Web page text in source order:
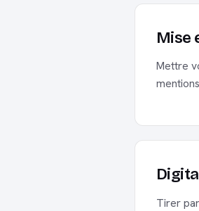
Mise
Mettre
Tirer